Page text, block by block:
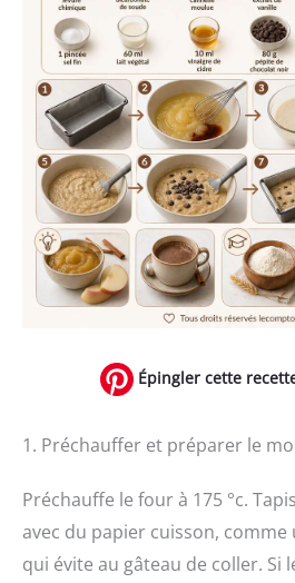
Épingler cette
1. Préchauffer et préparer le
Préchauffe le four à 175 °c.
avec du papier cuisson,
qui évite au gâteau de coller. Si